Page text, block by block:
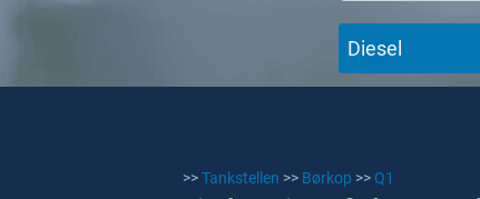
Diesel
>>Tankstellen >> Børkop >> Q1